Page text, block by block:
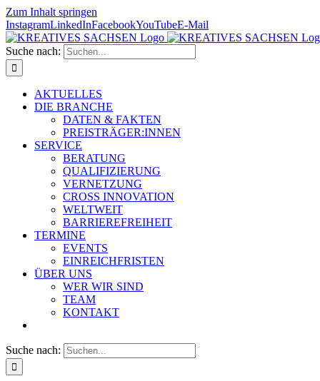
Zum Inhalt springen
InstagramLinkedInFacebookYouTubeE-Mail
Suche nach:
AKTUELLES
DIE BRANCHE
DATEN & FAKTEN
PREISTRÄGER:INNEN
SERVICE
BERATUNG
QUALIFIZIERUNG
VERNETZUNG
CROSS INNOVATION
WELTWEIT
BARRIEREFREIHEIT
TERMINE
EVENTS
EINREICHFRISTEN
ÜBER UNS
WER WIR SIND
TEAM
KONTAKT
Suche nach: